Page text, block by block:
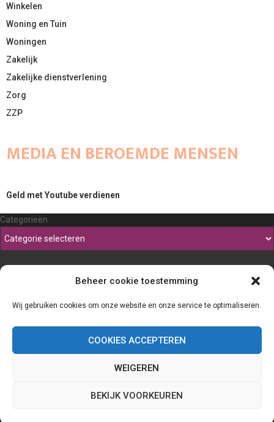
Beheer cookie toestemming
Wij gebruiken cookies om onze website en onze service te optimaliseren.
COOKIES ACCEPTEREN
WEIGEREN
BEKIJK VOORKEUREN
Winkelen
Woning en Tuin
Woningen
Zakelijk
Zakelijke dienstverlening
Zorg
ZZP
MEDIA EN BEROEMDE MENSEN
Geld met Youtube verdienen
Categorieën
@2023 - www.Thefineliner.be. All Right Reserved.
Cookiebeleid (EU) Onze auteurs Partners